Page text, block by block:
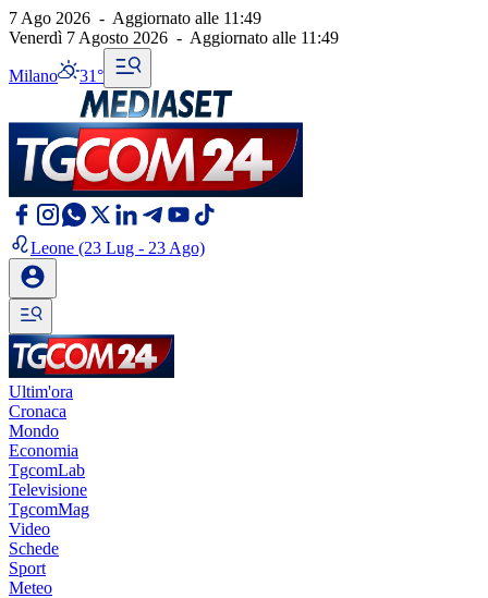
7 Ago 2026 - Aggiornato alle 11:49
Venerdì 7 Agosto 2026 - Aggiornato alle 11:49
Milano 31°
Leone (23 Lug - 23 Ago)
Ultim'ora
Cronaca
Mondo
Economia
TgcomLab
Televisione
TgcomMag
Video
Schede
Sport
Meteo